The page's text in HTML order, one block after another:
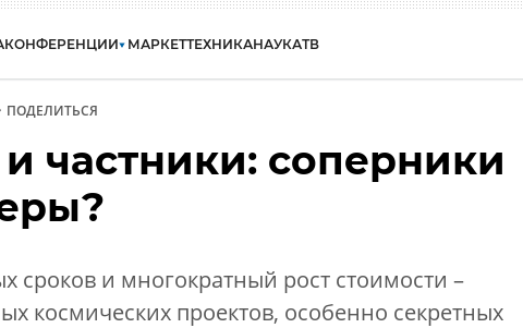
КОНФЕРЕНЦИИ МАРКЕТТЕХНИКАНАУКАТВ
ПОДЕЛИТЬСЯ
и частники: соперники
сроков и многократный рост стоимости –
космических проектов, особенно секретных